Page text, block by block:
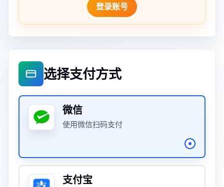
登录账号
选择支付方式
微信
使用微信扫码支付
支付宝